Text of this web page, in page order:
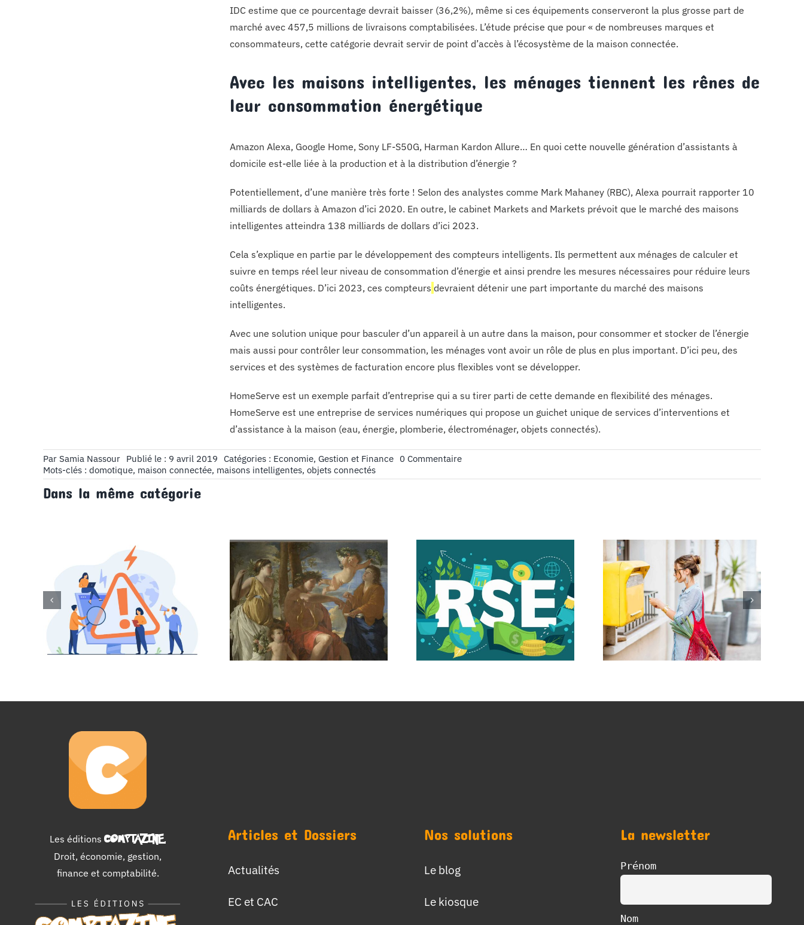
IDC estime que ce pourcentage devrait baisser (36,2%), même si ces équipements conserveront la plus grosse part de
marché avec 457,5 millions de livraisons comptabilisées. L’étude précise que pour « de nombreuses marques et
consommateurs, cette catégorie devrait servir de point d’accès à l’écosystème de la maison connectée.
Avec les maisons intelligentes, les ménages tiennent les rênes de
leur consommation énergétique
Amazon Alexa, Google Home, Sony LF-S50G, Harman Kardon Allure… En quoi cette nouvelle génération d’assistants à
domicile est-elle liée à la production et à la distribution d’énergie ?
Potentiellement, d’une manière très forte ! Selon des analystes comme Mark Mahaney (RBC), Alexa pourrait rapporter 10
milliards de dollars à Amazon d’ici 2020. En outre, le cabinet Markets and Markets prévoit que le marché des maisons
intelligentes atteindra 138 milliards de dollars d’ici 2023.
Cela s’explique en partie par le développement des compteurs intelligents. Ils permettent aux ménages de calculer et
suivre en temps réel leur niveau de consommation d’énergie et ainsi prendre les mesures nécessaires pour réduire leurs
coûts énergétiques. D’ici 2023, ces compteurs devraient détenir une part importante du marché des maisons
intelligentes.
Avec une solution unique pour basculer d’un appareil à un autre dans la maison, pour consommer et stocker de l’énergie
mais aussi pour contrôler leur consommation, les ménages vont avoir un rôle de plus en plus important. D’ici peu, des
services et des systèmes de facturation encore plus flexibles vont se développer.
HomeServe est un exemple parfait d’entreprise qui a su tirer parti de cette demande en flexibilité des ménages.
HomeServe est une entreprise de services numériques qui propose un guichet unique de services d’interventions et
d’assistance à la maison (eau, énergie, plomberie, électroménager, objets connectés).
Par Samia Nassour Publié le : 9 avril 2019 Catégories : Economie, Gestion et Finance 0 Commentaireon
nouvelles
domotique
Mots-clés : domotique, maison connectée, maisons intelligentes, objets connectés
Dans la même catégorie
Qu’est-ce que le
DUERP (Document
des Risques
Professionnels) ?
Le 25e Printemps des
La RSE des
entreprises : une
nouvelle vision du
travail
Les éditions COMPTAZINE.
Droit, économie, gestion,
finance et comptabilité.
Articles et Dossiers
Actualités
EC et CAC
Nos solutions
Le blog
Le kiosque
La newsletter
Prénom
Nom